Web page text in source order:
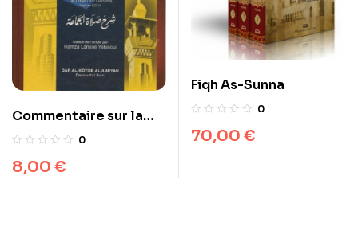
Commentaire sur la
prière collective – شرح
0
8,00 €
Fiqh As-Sunna
0
70,00 €